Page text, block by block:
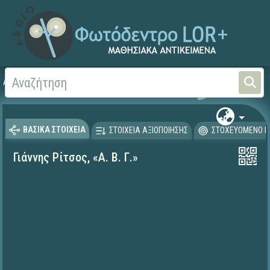
Αρχική Γλώσσα και Λογοτεχνία
ΒΑΣΙΚΑ ΣΤΟΙΧΕΙΑ ΣΤΟΙΧΕΙΑ ΑΞΙΟΠΟΙΗΣΗΣ ΣΤΟΧΕΥΟΜΕΝΟ
Γιάννης Ρίτσος, «Α. Β. Γ.»